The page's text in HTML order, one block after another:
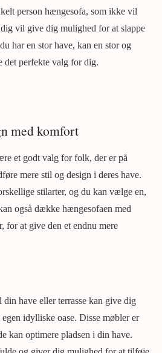
person hængesofa, som ikke vil
vil give dig mulighed for at slappe
har en stor have, kan en stor og
perfekte valg for dig.
med komfort
et godt valg for folk, der er på
mere stil og design i deres have.
stilarter, og du kan vælge en,
også dække hængesofaen med
for at give den et endnu mere
have eller terrasse kan give dig
idylliske oase. Disse møbler er
kan optimere pladsen i din have.